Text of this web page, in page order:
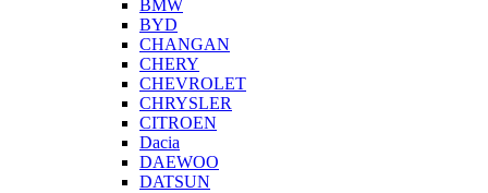
BMW
BYD
CHANGAN
CHERY
CHEVROLET
CHRYSLER
CITROEN
Dacia
DAEWOO
DATSUN